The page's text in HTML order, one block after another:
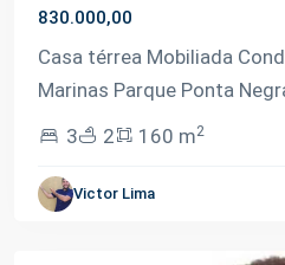
830.000,00
Casa térrea Mobiliada
Marinas Parque Ponta
3
2 160 m2
Victor Lima
Ponta
Negra,